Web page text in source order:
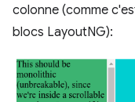
colonne (comme
blocs LayoutNG):